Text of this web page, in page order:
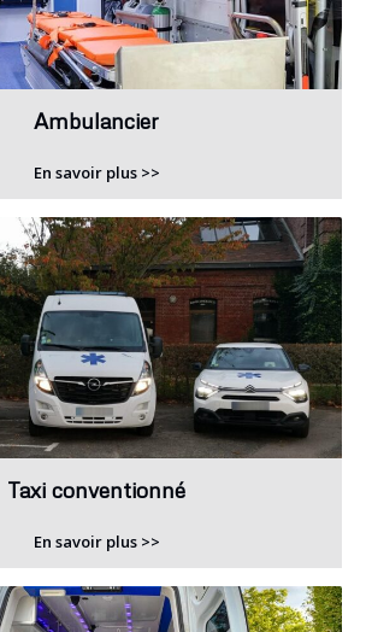
Ambulancier
En savoir plus >>
Taxi conventionné
En savoir plus >>